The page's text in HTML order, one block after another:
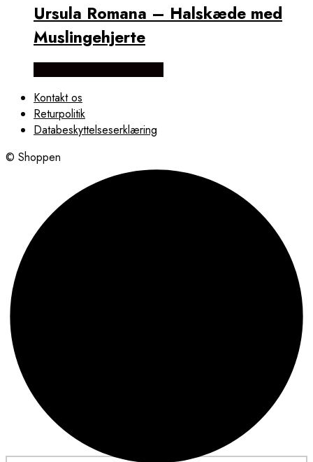
Ursula Romana – Halskæde med
Muslingehjerte
Kontakt os
Returpolitik
Databeskyttelseserklæring
© Shoppen